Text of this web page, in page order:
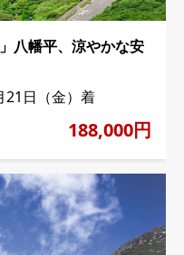
八幡平、涼やかな安
21日（金）着
188,000円